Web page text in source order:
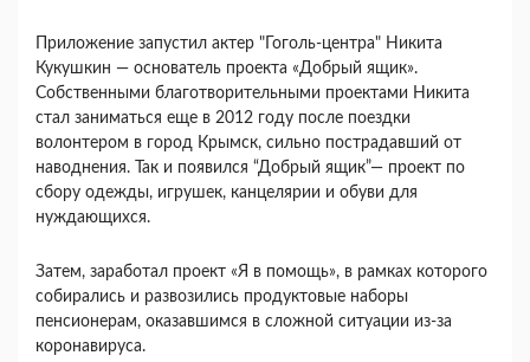
Приложение запустил актер "Гоголь-центра" Никита
Кукушкин — основатель проекта «Добрый ящик».
Собственными благотворительными проектами Никита
стал заниматься еще в 2012 году после поездки
волонтером в город Крымск, сильно пострадавший от
наводнения. Так и появился “Добрый ящик”— проект по
сбору одежды, игрушек, канцелярии и обуви для
нуждающихся.
Затем, заработал проект «Я в помощь», в рамках которого
собирались и развозились продуктовые наборы
пенсионерам, оказавшимся в сложной ситуации из-за
коронавируса.